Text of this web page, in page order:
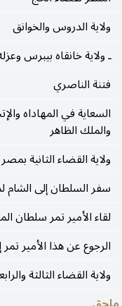
ولاية الدروس والخوانق
ـ ولاية خانقاه بيبرس
فتنة الناصري
السعاية في المهاداه
والملك الظاهر
ولاية القضاء الثانية بمصر
سفر السلطان إلى الشام
لقاء الأمير تمر سلطان
الرجوع عن هذا الأمير
ولاية القضاء الثالثة
ولمّا رحلت من
وثمانين ، أقمنا في
مرسى
الملك الظاهر
أهله بني قلاوون ،(٣)
بقاصية البلاد من